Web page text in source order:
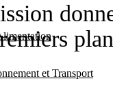
et Transport